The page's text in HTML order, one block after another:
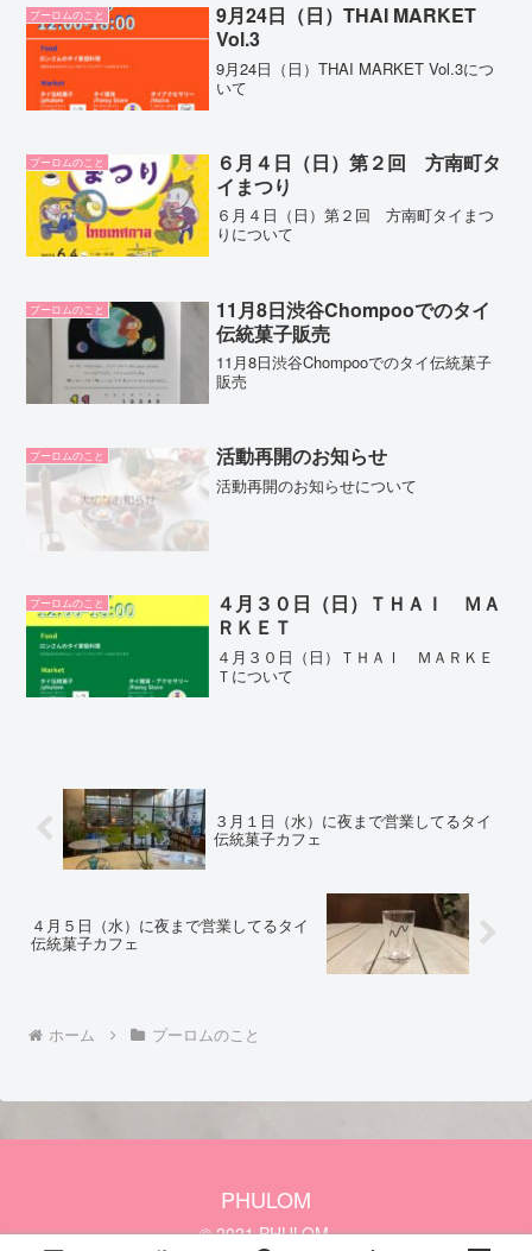
プーロムのこと
9月24日（日）THAI MARKET
Vol.3
9月24日（日）THAI MARKET Vol.3につ
いて
プーロムのこと
６月４日（日）第２回 方南町タ
イまつり
６月４日（日）第２回 方南町タイまつ
りについて
プーロムのこと
11月8日渋谷Chompooでのタイ
伝統菓子販売
11月8日渋谷Chompooでのタイ伝統菓子
販売
プーロムのこと 活動再開のお知らせ
活動再開のお知らせについて
プーロムのこと
４月３０日（日）ＴＨＡＩ ＭＡ
ＲＫＥＴ
４月３０日（日）ＴＨＡＩ ＭＡＲＫＥ
Ｔについて
３月１日（水）に夜まで営業してるタイ
伝統菓子カフェ
４月５日（水）に夜まで営業してるタイ
伝統菓子カフェ
ホーム プーロムのこと
PHULOM
© 2021 PHULOM.